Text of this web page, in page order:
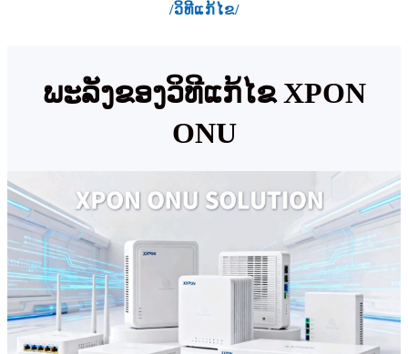
/ວິທີແກ້ໄຂ/
ພະລັງຂອງວິທີແກ້ໄຂ XPON
ONU